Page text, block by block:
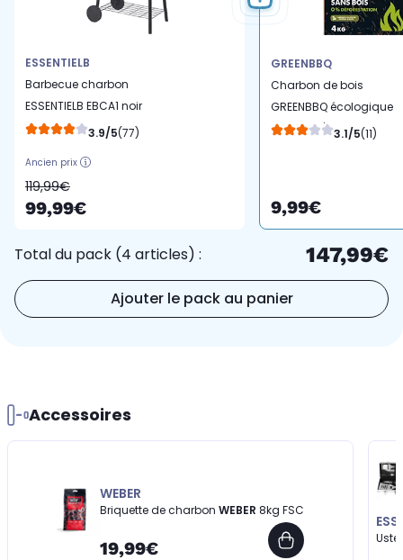
ESSENTIELB
Barbecue charbon
ESSENTIELB EBCA1 noir
sur chariot, 62x35 cm
3.9/5(77)
Ancien prix
119,99€
99,99€
GREENBBQ
Charbon de bois
GREENBBQ écologique
noyaux d'olives 4kg
3.1/5(11)
9,99€
Total du pack (4 articles) : 147,99€
Ajouter le pack au panier
Accessoires
WEBER
Briquette de charbon WEBER 8kg FSC
19,99€